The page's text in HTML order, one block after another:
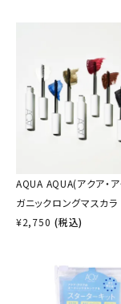
AQUA AQUA(アクア・
ガニックロングマスカラ
¥2,750 (税込)